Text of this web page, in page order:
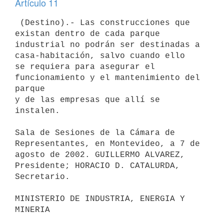
existan dentro de cada parque
industrial no podrán ser destinadas a
casa-habitación, salvo cuando ello
se requiera para asegurar el
funcionamiento y el mantenimiento del
parque
y de las empresas que allí se
instalen.
Sala de Sesiones de la Cámara de
Representantes, en Montevideo, a 7 de
agosto de 2002. GUILLERMO ALVAREZ,
Presidente; HORACIO D. CATALURDA,
Secretario.
MINISTERIO DE INDUSTRIA, ENERGIA Y
MINERIA